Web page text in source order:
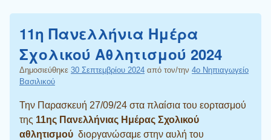
11η Πανελλήνια Ημέρα
Σχολικού Αθλητισμού 2024
Δημοσιεύθηκε 30 Σεπτεμβρίου 2024 από τον/την 4o Νηπιαγωγείο
Βασιλικού
Την Παρασκευή 27/09/24 στα πλαίσια του εορτασμού
της 11ης Πανελλήνιας Ημέρας Σχολικού
αθλητισμού διοργανώσαμε στην αυλή του